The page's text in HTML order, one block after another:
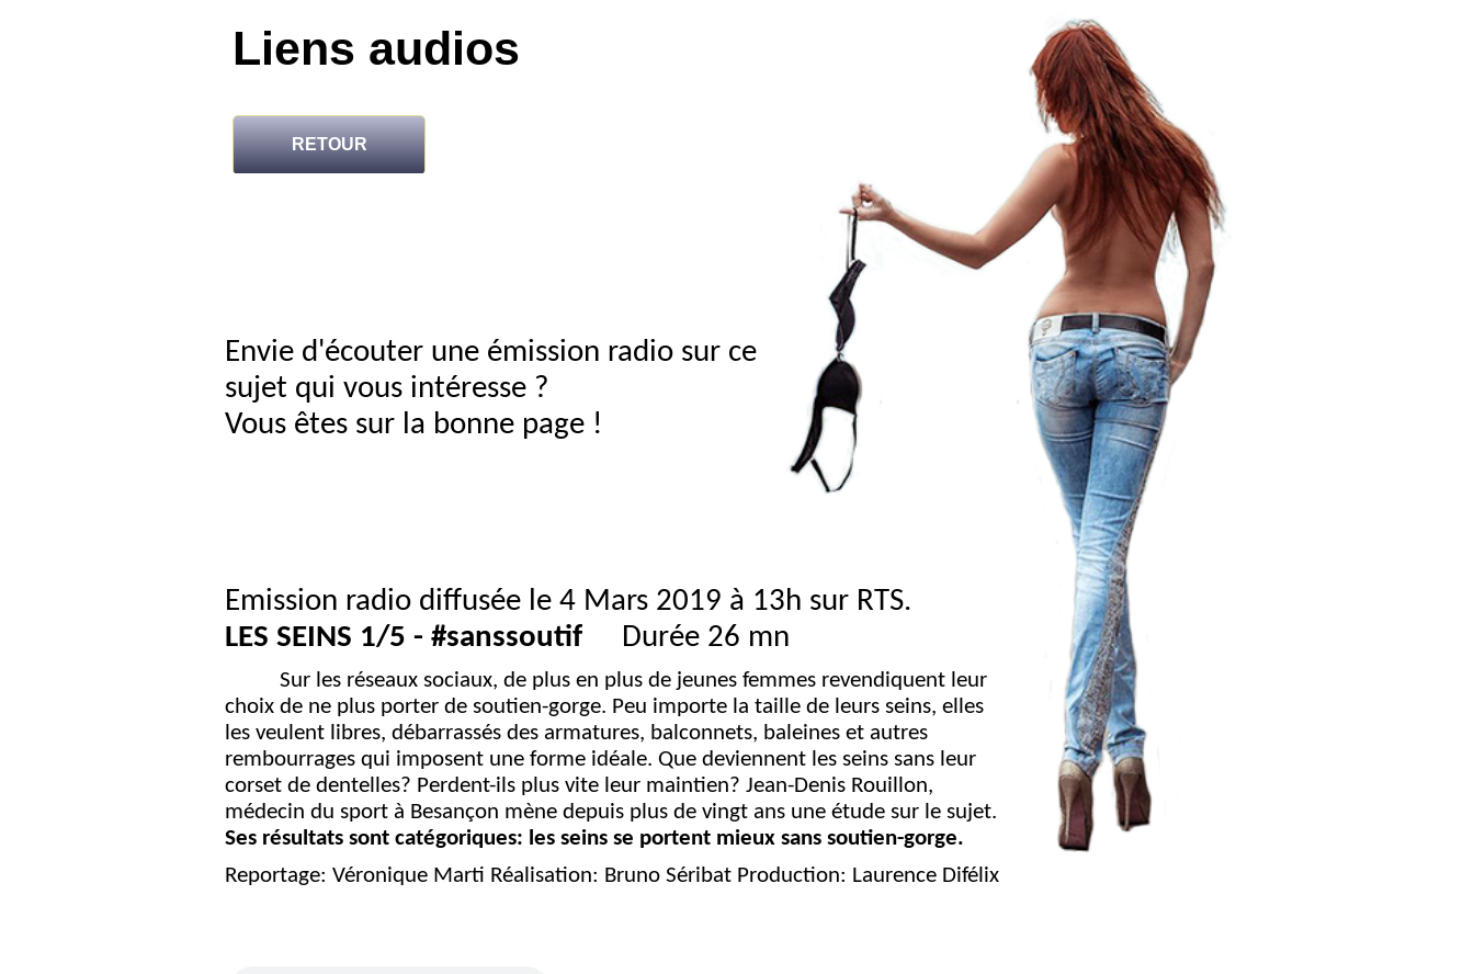
Liens audios
RETOUR
Envie d'écouter une émission radio sur ce
sujet qui vous intéresse ?
Vous êtes sur la bonne page !
Emission radio diffusée le 4 Mars 2019 à 13h sur RTS.
LES SEINS 1/5 - #sanssoutif
Durée 26 mn
Sur les réseaux sociaux, de plus en plus de jeunes femmes revendiquent leur
choix de ne plus porter de soutien-gorge. Peu importe la taille de leurs seins, elles
les veulent libres, débarrassés des armatures, balconnets, baleines et autres
rembourrages qui imposent une forme idéale. Que deviennent les seins sans leur
corset de dentelles? Perdent-ils plus vite leur maintien? Jean-Denis Rouillon,
médecin du sport à Besançon mène depuis plus de vingt ans une étude sur le sujet.
Ses résultats sont catégoriques: les seins se portent mieux sans soutien-gorge.
Reportage: Véronique Marti Réalisation: Bruno Séribat Production: Laurence Difélix